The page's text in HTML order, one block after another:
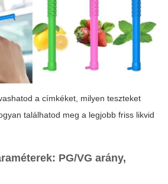
a címkéket, milyen teszteket
találhatod meg a legjobb friss likvid
PG/VG arány,